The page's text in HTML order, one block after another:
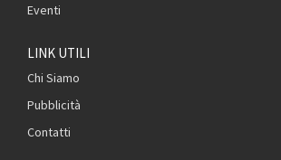
Eventi
LINK UTILI
Chi Siamo
Pubblicità
Contatti